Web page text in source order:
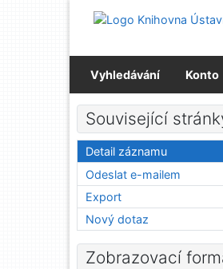
Přejít na menu
Vyhledávání Konto
Související
Detail záznamu
Odeslat e-mailem
Export
Nový dotaz
Zobrazovací